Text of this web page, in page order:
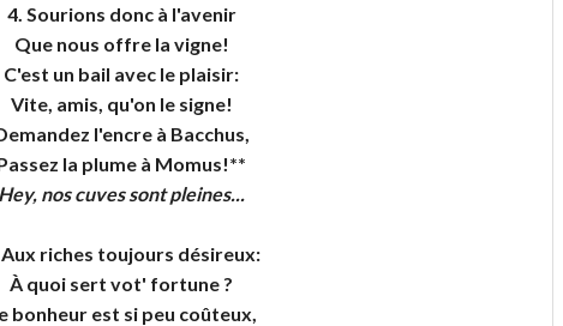
4. Sourions donc à l'avenir
Que nous offre la vigne!
C'est un bail avec le plaisir:
Vite, amis, qu'on le signe!
l'encre à Bacchus,
la plume à Momus!**
Hey, nos cuves sont pleines...
Aux riches toujours désireux:
À quoi sert vot' fortune ?
bonheur est si peu coûteux,